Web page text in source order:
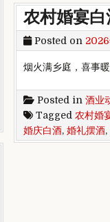
农村婚宴
Posted on 2026
烟火满乡庭，喜事
Posted in 酒业
Tagged 农村婚
婚庆白酒, 婚礼摆酒,